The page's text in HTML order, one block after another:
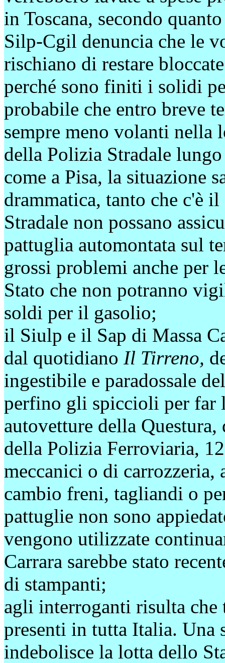
in Toscana, secondo
Silp-Cgil denuncia che le
rischiano di restare
perché sono finiti i solidi
probabile che entro breve
sempre meno volanti nella
della Polizia Stradale
come a Pisa, la situazione
drammatica, tanto che c'è
Stradale non possano
pattuglia automontata sul
grossi problemi anche per
Stato che non potranno
soldi per il gasolio;
il Siulp e il Sap di Massa
dal quotidiano Il Tirreno,
ingestibile e paradossale
perfino gli spiccioli per far
autovetture della
della Polizia Ferroviaria,
meccanici o di carrozzeria,
cambio freni, tagliandi o
pattuglie non sono
vengono utilizzate
Carrara sarebbe stato
di stampanti;
agli interroganti risulta
presenti in tutta Italia. Una
indebolisce la lotta dello